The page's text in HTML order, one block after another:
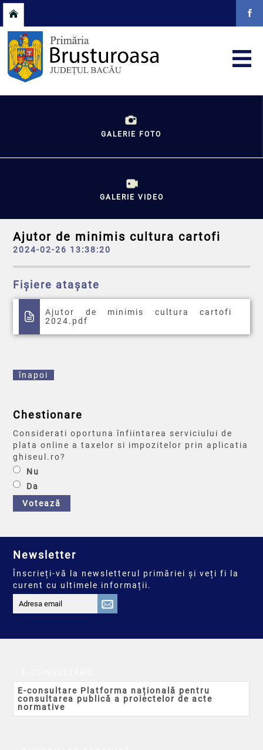
GALERIE FOTO
GALERIE VIDEO
Ajutor de minimis cultura cartofi
2024-02-26 13:38:20
Fișiere atașate
Ajutor de minimis cultura cartofi
2024.pdf
înapoi
Chestionare
Considerati oportuna înfiintarea serviciului de
plata online a taxelor si impozitelor prin aplicatia
ghiseul.ro?
Nu
Da
Votează
Newsletter
Înscrieți-vă la newsletterul primăriei și veți fi la
curent cu ultimele informații.
E-consultare Platforma națională pentru
consultarea publică a proiectelor de acte
normative